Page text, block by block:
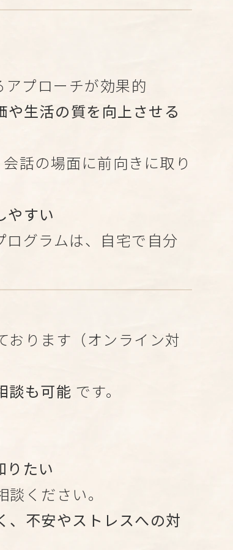
プローチが効果的
生活の質を向上させる
話の場面に前向きに取り
やすい
グラムは、自宅で自分
おります（オンライン対
談も可能 です。
りたい
ください。
、不安やストレスへの対